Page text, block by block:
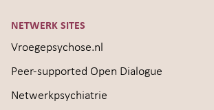
NETWERK SITES
Vroegepsychose.nl
Peer-supported Open Dialogue
Netwerkpsychiatrie